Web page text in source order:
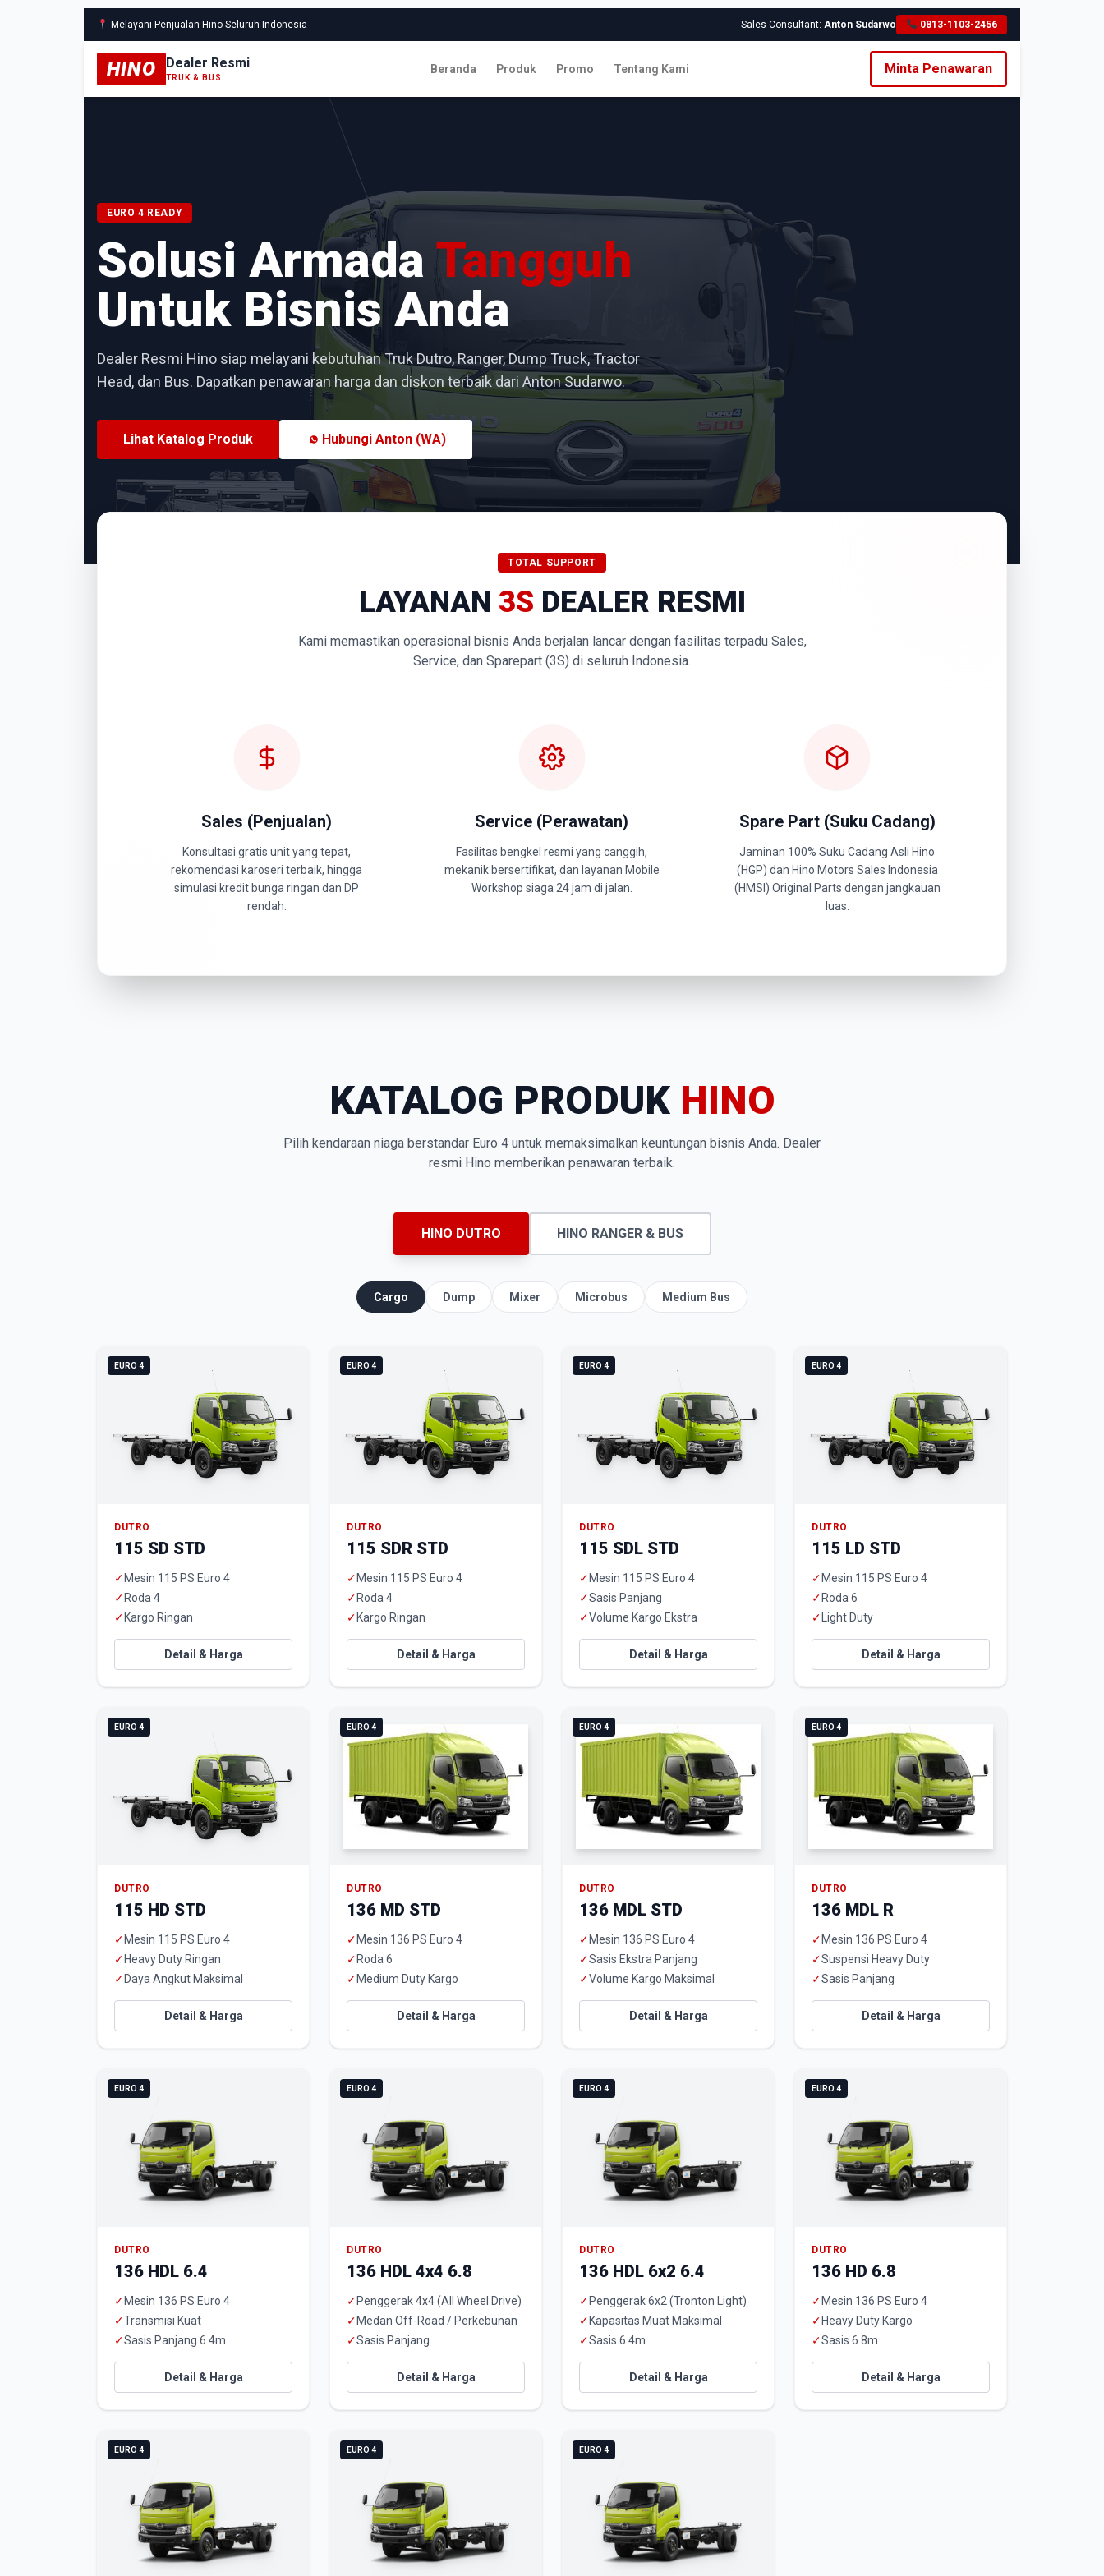
Melayani Penjualan Hino Seluruh Indonesia Sales Consultant:Anton Sudarwo 0813-1103-2456
HINO Dealer Resmi
TRUK & BUS
Beranda Produk Promo Tentang Kami Minta Penawaran
EURO 4 READY
Solusi Armada Tangguh
Untuk Bisnis Anda
Dealer Resmi Hino siap melayani kebutuhan Truk Dutro, Ranger, Dump Truck, Tractor
Head, dan Bus. Dapatkan penawaran harga dan diskon terbaik dari Anton Sudarwo.
Lihat Katalog Produk Hubungi Anton (WA)
TOTAL SUPPORT
LAYANAN 3S DEALER RESMI
Kami memastikan operasional bisnis Anda berjalan lancar dengan fasilitas terpadu Sales,
Service, dan Sparepart (3S) di seluruh Indonesia.
Sales (Penjualan)
Konsultasi gratis unit yang tepat,
rekomendasi karoseri terbaik, hingga
simulasi kredit bunga ringan dan DP
rendah.
Service (Perawatan)
Fasilitas bengkel resmi yang canggih,
mekanik bersertifikat, dan layanan Mobile
Workshop siaga 24 jam di jalan.
Spare Part (Suku Cadang)
Jaminan 100% Suku Cadang Asli Hino
(HGP) dan Hino Motors Sales Indonesia
(HMSI) Original Parts dengan jangkauan
luas.
KATALOG PRODUK HINO
Pilih kendaraan niaga berstandar Euro 4 untuk memaksimalkan keuntungan bisnis Anda. Dealer
resmi Hino memberikan penawaran terbaik.
HINO DUTRO HINO RANGER & BUS
Cargo Dump Mixer Microbus Medium Bus
EURO 4
DUTRO
115 SD STD
✓ Mesin 115 PS Euro 4
✓ Roda 4
✓ Kargo Ringan
Detail & Harga
EURO 4
DUTRO
115 SDR STD
✓ Mesin 115 PS Euro 4
✓ Roda 4
✓ Kargo Ringan
Detail & Harga
EURO 4
DUTRO
115 SDL STD
✓ Mesin 115 PS Euro 4
✓Sasis Panjang
✓Volume Kargo Ekstra
Detail & Harga
EURO 4
DUTRO
115 LD STD
✓ Mesin 115 PS Euro 4
✓ Roda 6
✓ Light Duty
Detail & Harga
EURO 4
DUTRO
115 HD STD
✓ Mesin 115 PS Euro 4
✓ Heavy Duty Ringan
✓ Daya Angkut Maksimal
Detail & Harga
EURO 4
DUTRO
136 MD STD
✓ Mesin 136 PS Euro 4
✓ Roda 6
✓ Medium Duty Kargo
Detail & Harga
EURO 4
DUTRO
136 MDL STD
✓ Mesin 136 PS Euro 4
✓Sasis Ekstra Panjang
✓Volume Kargo Maksimal
Detail & Harga
EURO 4
DUTRO
136 MDL R
✓ Mesin 136 PS Euro 4
✓Suspensi Heavy Duty
✓Sasis Panjang
Detail & Harga
EURO 4
DUTRO
136 HDL 6.4
✓ Mesin 136 PS Euro 4
✓Transmisi Kuat
✓Sasis Panjang 6.4m
Detail & Harga
EURO 4
DUTRO
136 HDL 4x4 6.8
✓ Penggerak 4x4 (All Wheel Drive)
✓ Medan Off-Road / Perkebunan
✓Sasis Panjang
Detail & Harga
EURO 4
DUTRO
136 HDL 6x2 6.4
✓ Penggerak 6x2 (Tronton Light)
✓ Kapasitas Muat Maksimal
✓Sasis 6.4m
Detail & Harga
EURO 4
DUTRO
136 HD 6.8
✓ Mesin 136 PS Euro 4
✓ Heavy Duty Kargo
✓Sasis 6.8m
Detail & Harga
EURO 4 EURO 4 EURO 4